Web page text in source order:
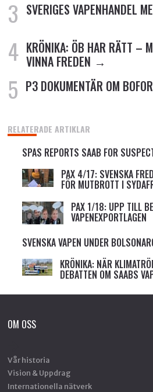
SVERIGES VAPENHANDEL
KRÖNIKA: ÖB HAR RÄTT –
VINNA FREDEN
P3 DOKUMENTÄR OM
RELATERADE ARTIKLAR
SPAS REPORTS SAAB FOR
PAX 4/17: SVENSKA
FÖR MUTBROTT I
PAX 1/18: UPP TILL
VAPENEXPORTLAGEN
SVENSKA VAPEN UNDER
KRÖNIKA: NÄR
DEBATTEN OM SAABS
OM OSS
Vår historia
Vision & Uppdrag
Internationella nätverk